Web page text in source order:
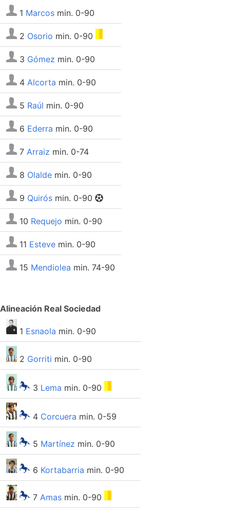
1 Marcos min. 0-90
2 Osorio min. 0-90
3 Gómez min. 0-90
4 Alcorta min. 0-90
5 Raúl min. 0-90
6 Ederra min. 0-90
7 Arraiz min. 0-74
8 Olalde min. 0-90
9 Quirós min. 0-90
10 Requejo min. 0-90
11 Esteve min. 0-90
15 Mendiolea min. 74-90
Alineación Real Sociedad
1 Esnaola min. 0-90
2 Gorriti min. 0-90
3 Lema min. 0-90
4 Corcuera min. 0-59
5 Martínez min. 0-90
6 Kortabarria min. 0-90
7 Amas min. 0-90